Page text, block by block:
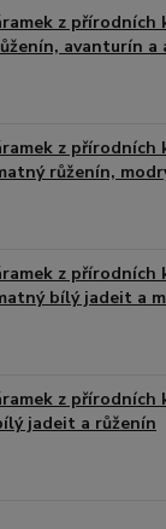
z přírodních
avanturín a
z přírodních
růženín,
z přírodních
bílý jadeit a
z přírodních
jadeit a růženín